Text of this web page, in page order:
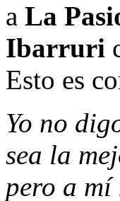
a La
Ibarruri
Esto es
Yo no
sea la
pero a mí